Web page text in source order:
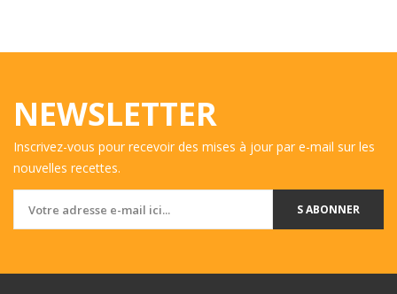
NEWSLETTER
Inscrivez-vous pour recevoir des mises à jour par e-mail sur les
nouvelles recettes.
S ABONNER